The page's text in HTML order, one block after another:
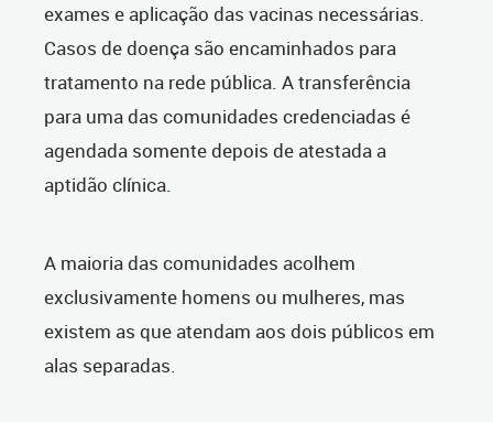
exames e aplicação das vacinas necessárias.
Casos de doença são encaminhados para
tratamento na rede pública. A transferência
para uma das comunidades credenciadas é
agendada somente depois de atestada a
aptidão clínica.
A maioria das comunidades acolhem
exclusivamente homens ou mulheres, mas
existem as que atendam aos dois públicos em
alas separadas.